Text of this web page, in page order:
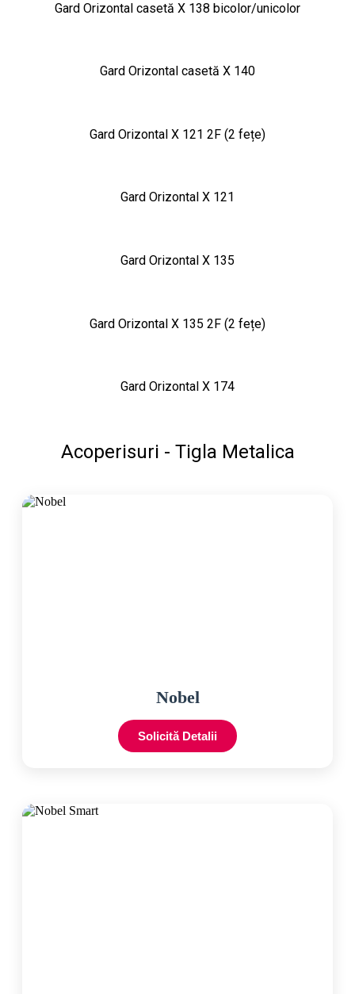
Gard Orizontal casetă X 138 bicolor/unicolor
Gard Orizontal casetă X 140
Gard Orizontal X 121 2F (2 fețe)
Gard Orizontal X 121
Gard Orizontal X 135
Gard Orizontal X 135 2F (2 fețe)
Gard Orizontal X 174
Acoperisuri - Tigla Metalica
Nobel
Solicită Detalii